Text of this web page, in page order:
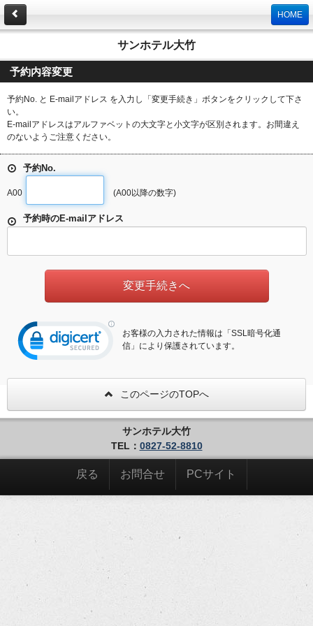
HOME
サンホテル大竹
予約内容変更
予約No. と E-mailアドレス を入力し「変更手続き」ボタンをクリックして下さ
い。
E-mailアドレスはアルファベットの大文字と小文字が区別されます。お間違え
のないようご注意ください。
予約No.
A00 (A00以降の数字)
予約時のE-mailアドレス
お客様の入力された情報は「SSL暗号化通
信」により保護されています。
このページのTOPへ
サンホテル大竹
TEL： 0827-52-8810
戻る お問合せ PCサイト